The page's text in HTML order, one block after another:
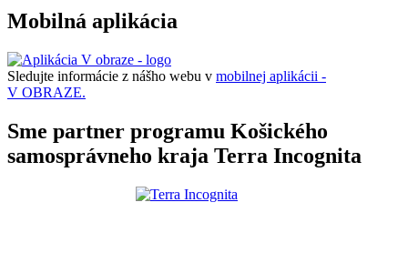
Mobilná aplikácia
Sledujte informácie z nášho webu v mobilnej aplikácii -
V OBRAZE.
Sme partner programu Košického
samosprávneho kraja Terra Incognita